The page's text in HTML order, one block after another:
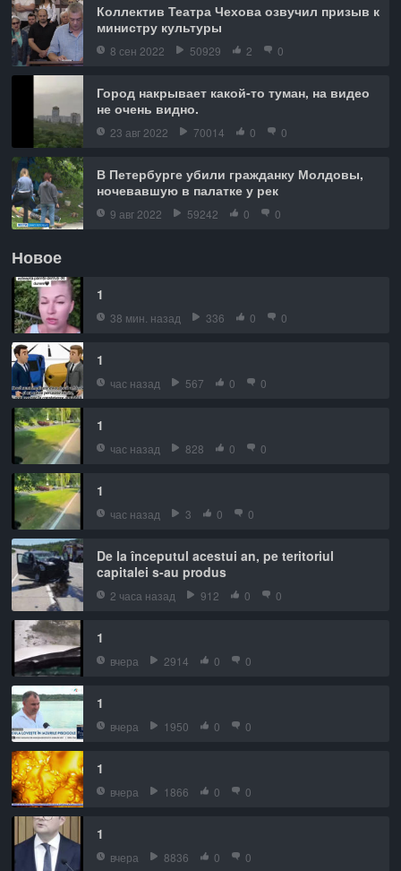
Коллектив Театра Чехова озвучил призыв к
министру культуры
8 сен 2022 50929 2 0
Город накрывает какой-то туман, на видео
не очень видно.
23 авг 2022 70014 0 0
В Петербурге убили гражданку Молдовы,
ночевавшую в палатке у рек
9 авг 2022 59242 0 0
Новое
1
38 мин. назад 336 0 0
1
час назад 567 0 0
1
час назад 828 0 0
1
час назад 3 0 0
De la începutul acestui an, pe teritoriul
capitalei s-au produs
2 часа назад 912 0 0
1
вчера 2914 0 0
1
вчера 1950 0 0
1
вчера 1866 0 0
1
вчера 8836 0 0